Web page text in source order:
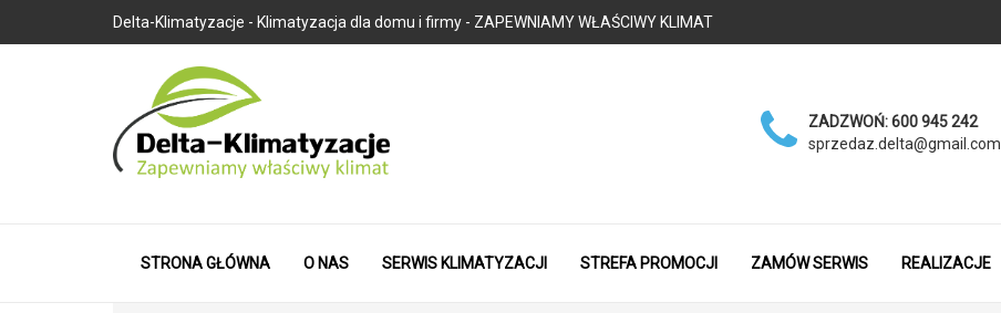
Delta-Klimatyzacje - Klimatyzacja dla domu i firmy - ZAPEWNIAMY WŁAŚCIWY KLIMAT
ZADZWOŃ:600 945 242
sprzedaz.delta@gmail.com
STRONA GŁÓWNA O NAS SERWIS KLIMATYZACJI STREFA PROMOCJI ZAMÓW SERWIS REALIZACJE